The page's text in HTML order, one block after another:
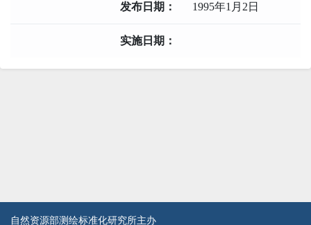
发布日期： 1995年1月2日
实施日期：
自然资源部测绘标准化研究所主办